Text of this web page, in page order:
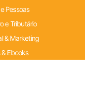
Pessoas
e Tributário
& Marketing
Ebooks